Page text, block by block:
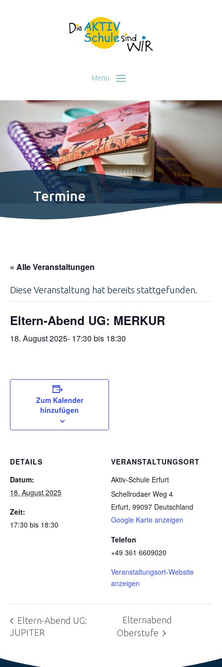
Termine
« Alle Veranstaltungen
Diese Veranstaltung hat bereits stattgefunden.
Eltern-Abend UG: MERKUR
18. August 2025- 17:30 bis 18:30
Zum Kalender
hinzufügen
DETAILS
Datum:
18. August 2025
Zeit:
17:30 bis 18:30
VERANSTALTUNGSORT
Aktiv-Schule Erfurt
Schellrodaer Weg 4
Erfurt, 99097 Deutschland
Google Karte anzeigen
Telefon
+49 361 6609020
Veranstaltungsort-Website
anzeigen
Eltern-Abend UG:
JUPITER
Elternabend
Oberstufe